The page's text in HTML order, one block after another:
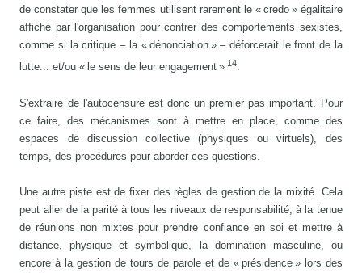
de constater que les femmes utilisent rarement le « credo » égalitaire
affiché par l'organisation pour contrer des comportements sexistes,
comme si la critique – la « dénonciation » – déforcerait le front de la
lutte... et/ou « le sens de leur engagement »14.
S'extraire de l'autocensure est donc un premier pas important. Pour
ce faire, des mécanismes sont à mettre en place, comme des
espaces de discussion collective (physiques ou virtuels), des
temps, des procédures pour aborder ces questions.
Une autre piste est de fixer des règles de gestion de la mixité. Cela
peut aller de la parité à tous les niveaux de responsabilité, à la tenue
de réunions non mixtes pour prendre confiance en soi et mettre à
distance, physique et symbolique, la domination masculine, ou
encore à la gestion de tours de parole et de « présidence » lors des